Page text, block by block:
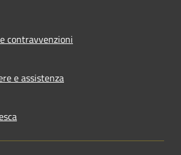
contravvenzioni
e assistenza